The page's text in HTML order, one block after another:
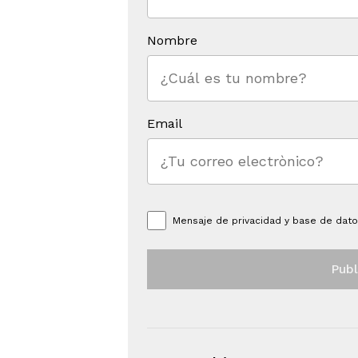
Nombre
Email
Mensaje de privacidad y base de